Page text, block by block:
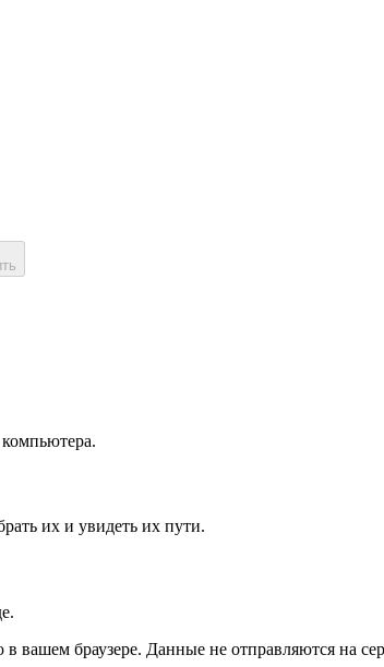
их и увидеть их пути.
вашем браузере. Данные не отправляются на